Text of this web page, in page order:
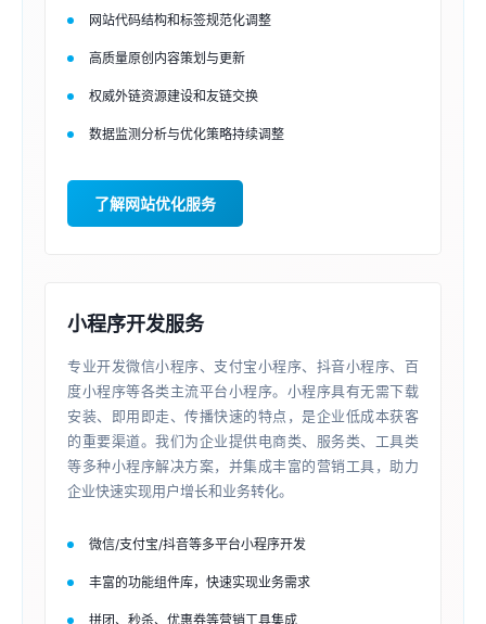
网站代码结构和标签规范化调整
高质量原创内容策划与更新
权威外链资源建设和友链交换
数据监测分析与优化策略持续调整
了解网站优化服务
小程序开发服务
专业开发微信小程序、支付宝小程序、抖音小程序、百
度小程序等各类主流平台小程序。小程序具有无需下载
安装、即用即走、传播快速的特点，是企业低成本获客
的重要渠道。我们为企业提供电商类、服务类、工具类
等多种小程序解决方案，并集成丰富的营销工具，助力
企业快速实现用户增长和业务转化。
微信/支付宝/抖音等多平台小程序开发
丰富的功能组件库，快速实现业务需求
拼团、秒杀、优惠券等营销工具集成